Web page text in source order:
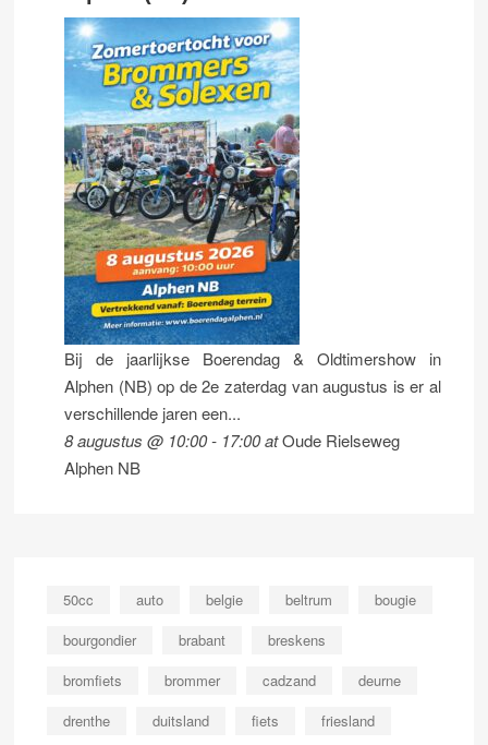
Bij de jaarlijkse Boerendag & Oldtimershow in
Alphen (NB) op de 2e zaterdag van augustus is er al
verschillende jaren een...
8 augustus @ 10:00- 17:00atOude Rielseweg
Alphen NB
50cc auto belgie beltrum
bougie
bourgondier
brabant
breskens
bromfiets
brommer cadzand
deurne
drenthe
duitsland fiets
friesland